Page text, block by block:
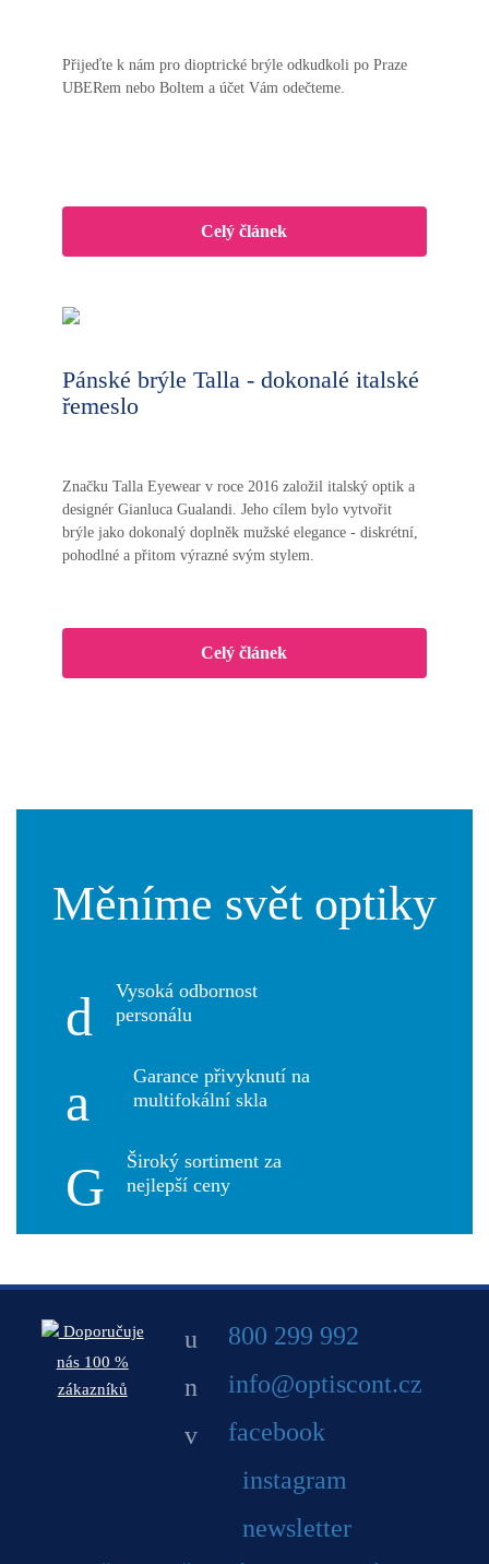
Přijeďte k nám pro dioptrické brýle odkudkoli po Praze
UBERem nebo Boltem a účet Vám odečteme.
Celý článek
Pánské brýle Talla - dokonalé italské
řemeslo
Značku Talla Eyewear v roce 2016 založil italský optik a
designér Gianluca Gualandi. Jeho cílem bylo vytvořit
brýle jako dokonalý doplněk mužské elegance - diskrétní,
pohodlné a přitom výrazné svým stylem.
Celý článek
Měníme svět optiky
Vysoká odbornost
personálu
Garance přivyknutí na
multifokální skla
Široký sortiment za
nejlepší ceny
Doporučuje
nás 100 %
zákazníků
800 299 992
info@optiscont.cz
facebook
instagram
newsletter